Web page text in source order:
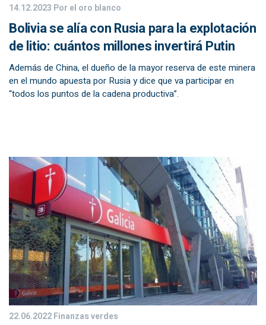
14.12.2023 Por el oro blanco
Bolivia se alía con Rusia para la explotación
de litio: cuántos millones invertirá Putin
Además de China, el dueño de la mayor reserva de este minera
en el mundo apuesta por Rusia y dice que va participar en
“todos los puntos de la cadena productiva”.
22.06.2022Finanzas verdes